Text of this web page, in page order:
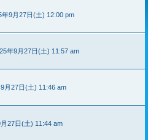
年9月27日(土) 12:00 pm
年9月27日(土) 11:57 am
月27日(土) 11:46 am
27日(土) 11:44 am